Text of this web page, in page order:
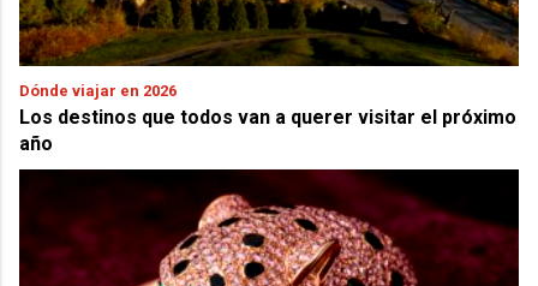
Dónde viajar en 2026
Los destinos que todos van a querer visitar el próximo
año